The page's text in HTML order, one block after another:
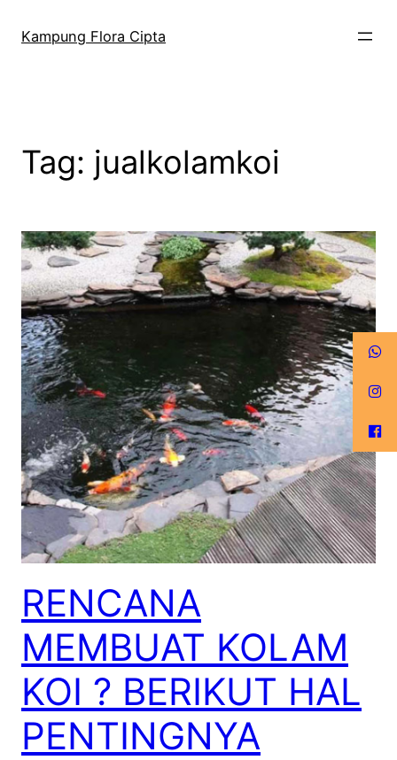
Kampung Flora Cipta
Tag: jualkolamkoi
RENCANA
MEMBUAT KOLAM
KOI ? BERIKUT HAL
PENTINGNYA